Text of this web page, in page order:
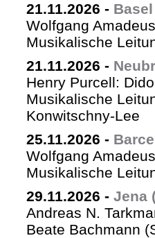
21.11.2026 - Basel
Wolfgang
Musikalische
21.11.2026 -
Henry Purcell:
Musikalische
Konwitschny-Lee
25.11.2026 -
Wolfgang
Musikalische
29.11.2026 - Jena
Andreas N.
Beate Bachmann